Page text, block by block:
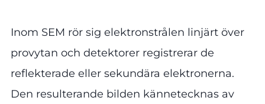
Inom SEM rör sig elektronstrålen linjärt över
provytan och detektorer registrerar de
reflekterade eller sekundära elektronerna.
Den resulterande bilden kännetecknas av